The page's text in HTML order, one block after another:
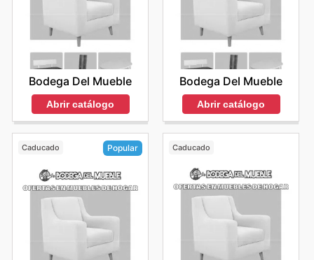
Bodega Del Mueble
Abrir catálogo
Bodega Del Mueble
Abrir catálogo
Caducado Popular Caducado